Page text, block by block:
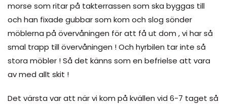
morse som ritar på takterrassen som ska byggas till
och han fixade gubbar som kom och slog sönder
möblerna på övervåningen för att få ut dom , vi har så
smal trapp till övervåningen ! Och hyrbilen tar inte så
stora möbler ! Så det känns som en befrielse att vara
av med allt skit !
Det värsta var att när vi kom på kvällen vid 6-7 taget så